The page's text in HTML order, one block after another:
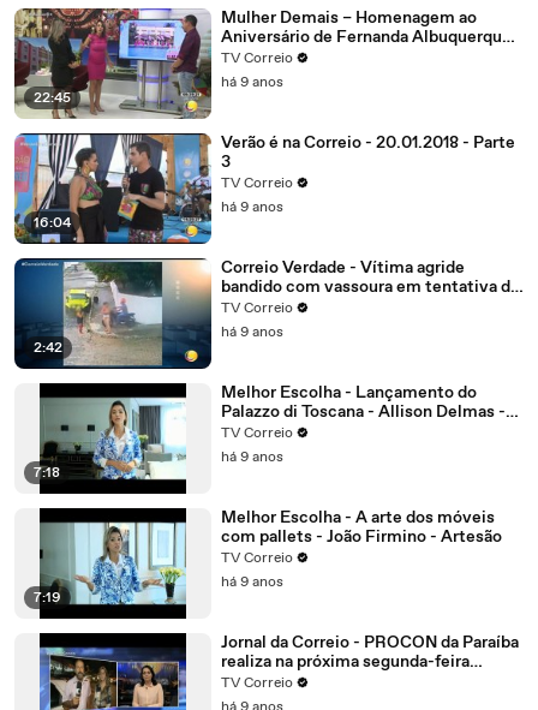
22:45
Mulher Demais – Homenagem ao
Aniversário de Fernanda Albuquerque.
Parte 4
TV Correio
há 9 anos
16:04
Verão é na Correio - 20.01.2018 - Parte
3
TV Correio
há 9 anos
2:42
Correio Verdade - Vítima agride
bandido com vassoura em tentativa de
assalto no bairro dos Estados
TV Correio
há 9 anos
7:18
Melhor Escolha - Lançamento do
Palazzo di Toscana - Allison Delmas -
Sócio diretor
TV Correio
há 9 anos
7:19
Melhor Escolha - A arte dos móveis
com pallets - João Firmino - Artesão
TV Correio
há 9 anos
Jornal da Correio - PROCON da Paraíba
realiza na próxima segunda-feira
mutirão online para negociação de
dívidas
TV Correio